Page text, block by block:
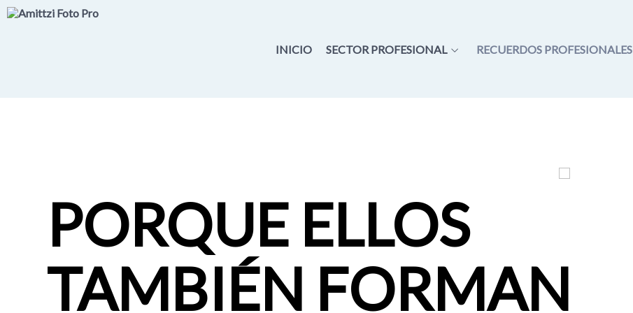
INICIO SECTOR PROFESIONAL RECUERDOS PROFESIONALES
PORQUE ELLOS
TAMBIÉN FORMAN